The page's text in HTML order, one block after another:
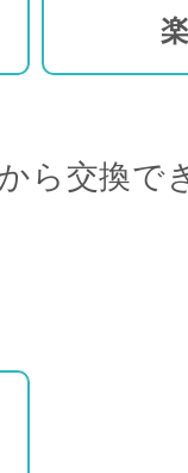
から交換で